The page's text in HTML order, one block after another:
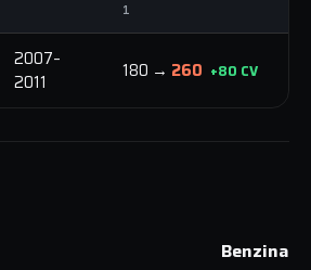
1
2007–
2011
180 → 260 +80 CV
Benzina